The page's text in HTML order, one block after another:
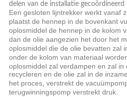
delen van de installatie
Een gesloten lijntrekker werkt vanaf
plaatst de hennep in de bovenkant
oplosmiddel de hennep in de kolom
dan de olie aangezien het door het
oplosmiddel die de olie bevatten zal
onder de kolom van materiaal
oplosmiddel zal verdampen en zal in
recycleren en de olie zal in de
het proces, verstrekt de
terugwinningspomp verstrekt druk.